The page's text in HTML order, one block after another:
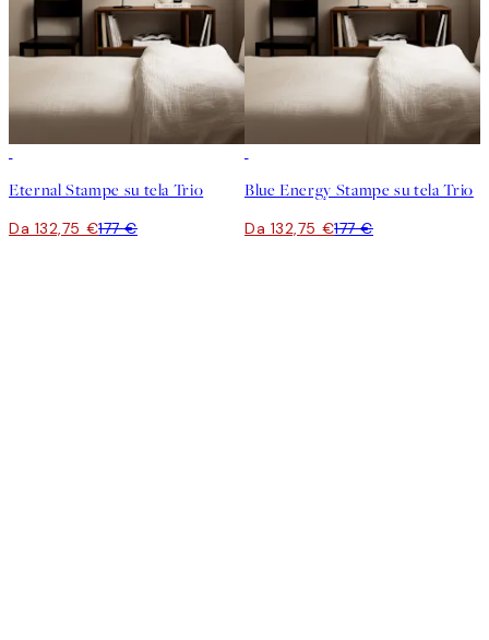
Eternal Stampe su tela Trio
Da 132,75 €177 €
Blue Energy Stampe su tela Trio
Da 132,75 €177 €